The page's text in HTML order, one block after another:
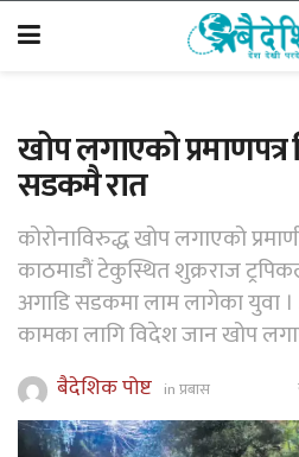
खोप लगाएको
सडकमै रात
कोरोनाविरुद्ध खोप लगाएको
काठमाडौं टेकुस्थित शुक्रराज
अगाडि सडकमा लाम लागेका युवा
कामका लागि विदेश जान खोप
बैदेशिक पोष्ट inप्रबास